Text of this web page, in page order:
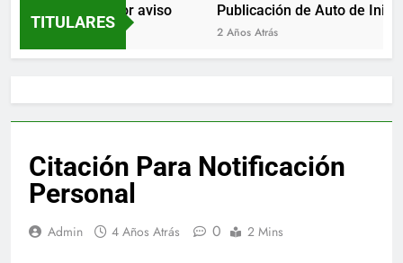
TITULARES
Notificación por aviso
2 Años Atrás
Publicación de Auto de
2 Años Atrás
Citación Para Notificación
Personal
Admin 4 Años Atrás 0 2 Mins